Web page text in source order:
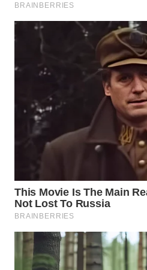
WN
LIKUPANG
WN
LABUANBAJO
BORNEO
WAHANA
NEWS
WAHANA
TANI